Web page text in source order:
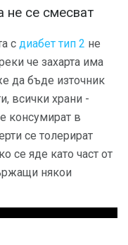
не се смесват
с диабет тип 2 не
че захарта има
да бъде източник
всички храни -
консумират в
се толерират
се яде като част от
някои